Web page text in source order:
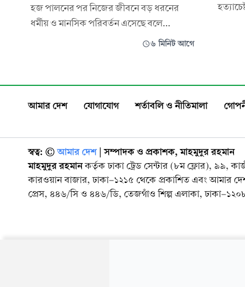
হজ পালনের পর নিজের জীবনে বড় ধরনের
ধর্মীয় ও মানসিক পরিবর্তন এসেছে বলে
জানিয়েছেন জনপ্রিয় অভিনেতা, পরিচালক ও
পুরোটাই গুটিয়ে নিয়েছেন তিনি। তবে ভালো
কোনো বিজ্ঞাপনের প্রস্তাব পেলে মাঝে মাঝে কাজ
৬ মিনিট আগে
জেরা
আমার দেশ যোগাযোগ শর্তাবলি ও নীতিমালা
স্বত্ব: ©️ আমার দেশ| সম্পাদক ও প্রকাশক, মাহমুদুর রহমান
মাহমুদুর রহমানকর্তৃক ঢাকা ট্রেড সেন্টার (৮ম ফ্লোর), ৯৯,
কারওয়ান বাজার, ঢাকা-১২১৫ থেকে প্রকাশিত এবং আমার
প্রেস, ৪৪৬/সি ও ৪৪৬/ডি, তেজগাঁও শিল্প এলাকা, ঢাকা-